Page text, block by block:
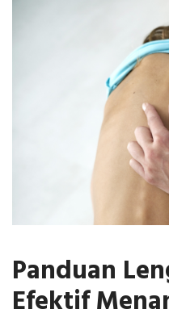
Panduan
Efektif